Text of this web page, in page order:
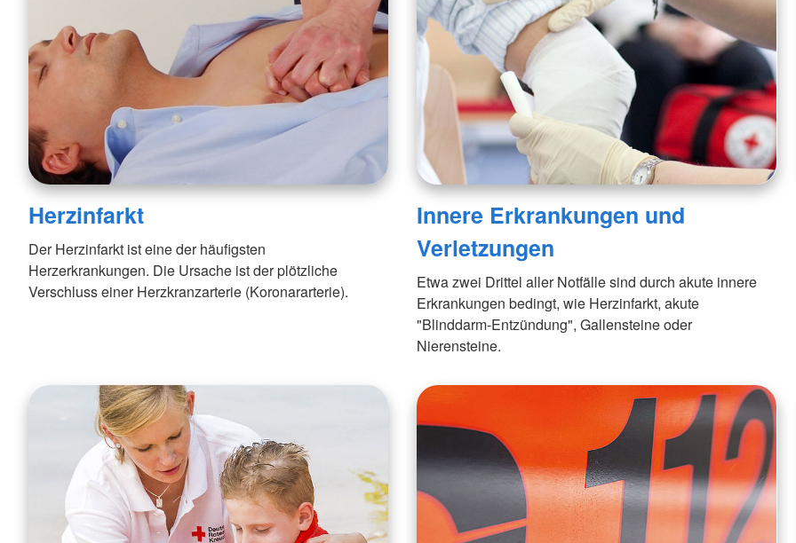
Herzinfarkt
Der Herzinfarkt ist eine der häufigsten
Herzerkrankungen. Die Ursache ist der plötzliche
Verschluss einer Herzkranzarterie (Koronararterie).
Innere Erkrankungen und
Verletzungen
Etwa zwei Drittel aller Notfälle sind durch akute innere
Erkrankungen bedingt, wie Herzinfarkt, akute
"Blinddarm-Entzündung", Gallensteine oder
Nierensteine.